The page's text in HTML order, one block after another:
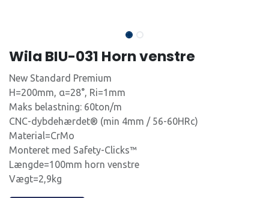
Wila BIU-031 Horn venstre
New Standard Premium
H=200mm, α=28°, Ri=1mm
Maks belastning: 60ton/m
CNC-dybdehærdet® (min 4mm / 56-60HRc)
Material=CrMo
Monteret med Safety-Clicks™
Længde=100mm horn venstre
Vægt=2,9kg